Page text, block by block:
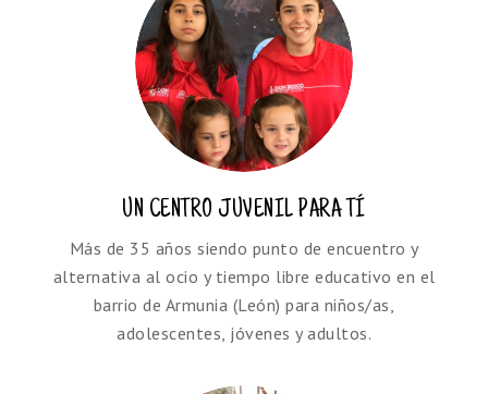
UN CENTRO JUVENIL PARA TÍ
Más de 35 años siendo punto de encuentro y
alternativa al ocio y tiempo libre educativo en el
barrio de Armunia (León) para niños/as,
adolescentes, jóvenes y adultos.